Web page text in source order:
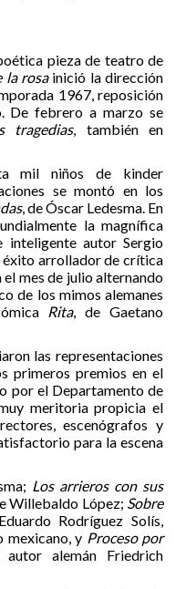
pieza de teatro de
la rosainició la dirección
1967, reposición
De febrero a marzo se
tragedias, también en
mil niños de kinder
se montó en los
, de Óscar Ledesma. En
la magnífica
autor Sergio
éxito arrollador de crítica
mes de julio alternando
de los mimos alemanes
Rita, de Gaetano
las representaciones
primeros premios en el
por el Departamento de
meritoria propicia el
escenógrafos y
para la escena
Los arrieros con sus
Willebaldo López; Sobre
Rodríguez Solís,
mexicano, y Proceso por
alemán Friedrich